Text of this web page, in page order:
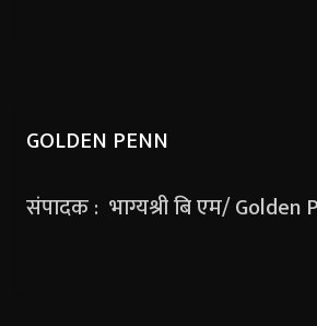
GOLDEN PENN
संपादक : भाग्यश्री बि एम/ Golden